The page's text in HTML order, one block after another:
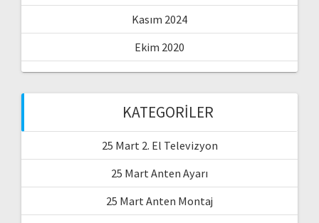
Kasım 2024
Ekim 2020
KATEGORILER
25 Mart 2. El Televizyon
25 Mart Anten Ayarı
25 Mart Anten Montaj